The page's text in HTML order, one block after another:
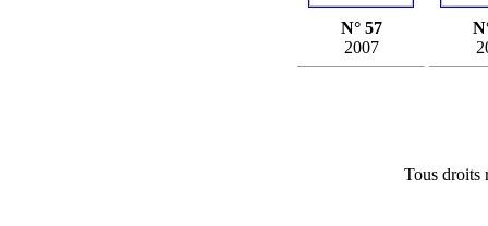
N° 57
2007
Tous droits